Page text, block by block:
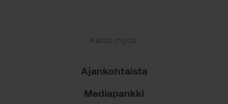
Katso myös:
Ajankohtaista
Mediapankki